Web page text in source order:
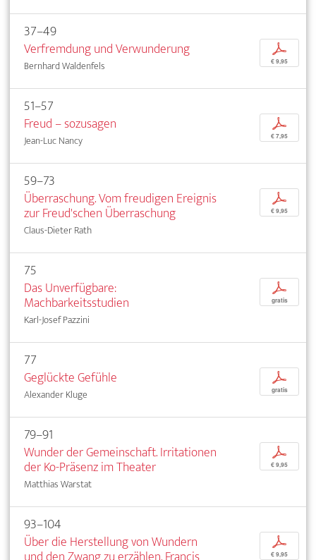
37–49
Verfremdung und Verwunderung
Bernhard Waldenfels
p
€ 9,95
51–57
Freud – sozusagen
Jean-Luc Nancy
p
€ 7,95
59–73
Überraschung. Vom freudigen Ereignis
zur Freud'schen Überraschung
Claus-Dieter Rath
p
€ 9,95
75
Das Unverfügbare:
Machbarkeitsstudien
Karl-Josef Pazzini
p
gratis
77
Geglückte Gefühle
Alexander Kluge
p
gratis
79–91
Wunder der Gemeinschaft. Irritationen
der Ko-Präsenz im Theater
Matthias Warstat
p
€ 9,95
93–104
Über die Herstellung von Wundern
p
€ 9,95